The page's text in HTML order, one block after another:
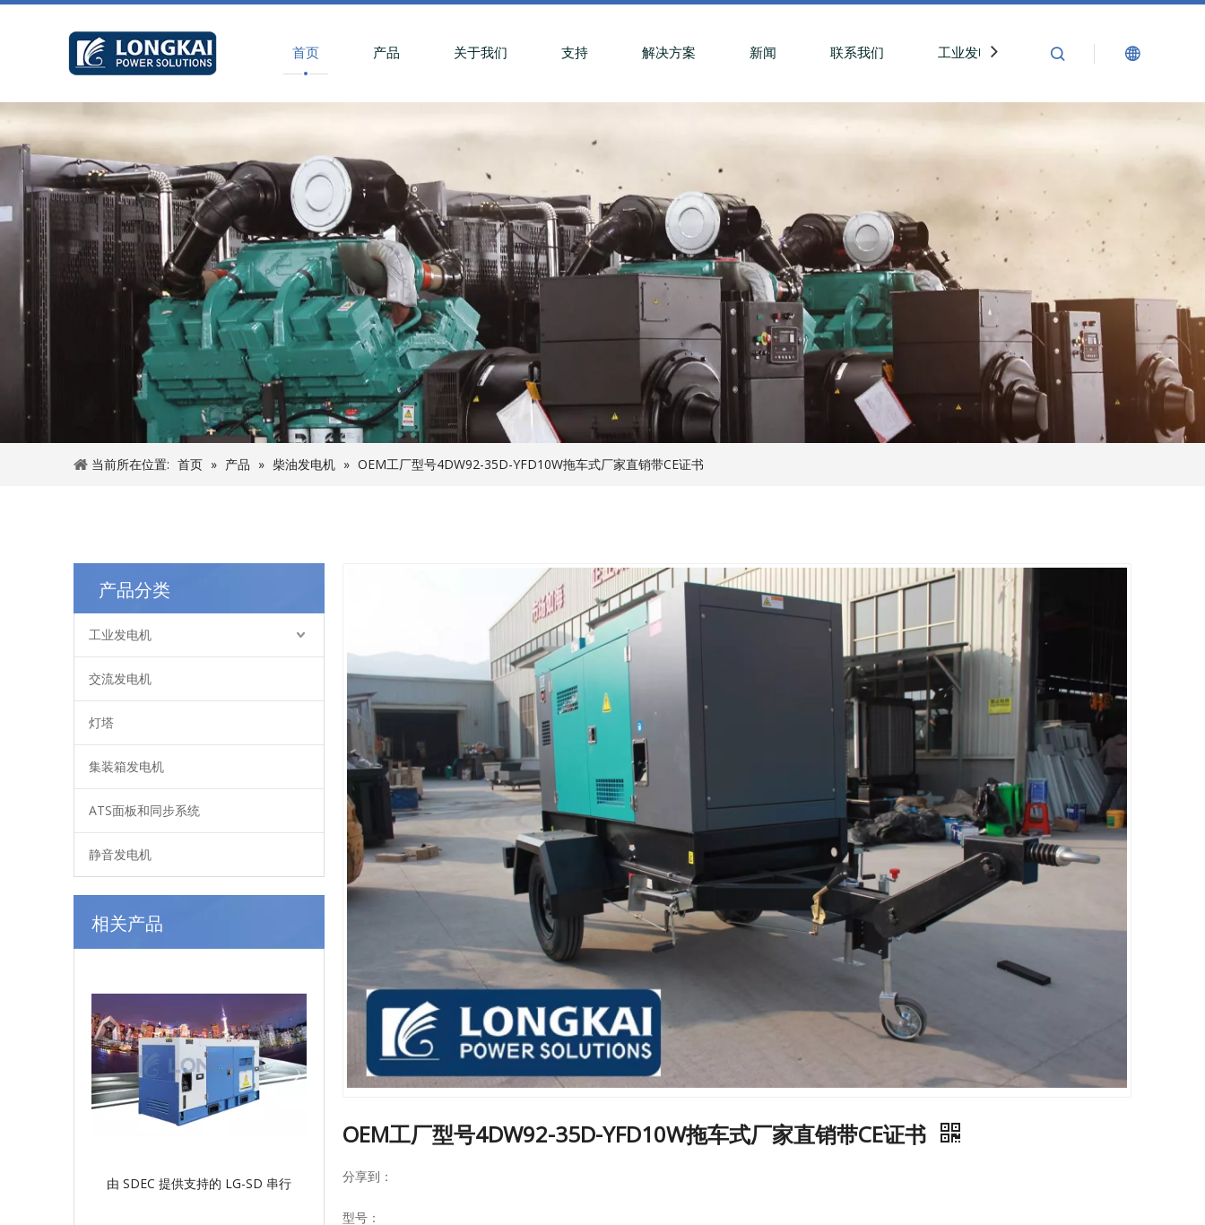
首页 产品 关于我们 支持 解决方案 新闻 联系我们 工业发电机
当前所在位置: 首页 » 产品 » 柴油发电机 » OEM工厂型号4DW92-35D-YFD10W拖车式厂家直销带CE证书
产品分类
工业发电机
交流发电机
灯塔
集装箱发电机
ATS面板和同步系统
静音发电机
相关产品
由 SDEC 提供支持的 LG-SD 串行
OEM工厂型号4DW92-35D-YFD10W拖车式厂家直销带CE证书
分享到：
型号：